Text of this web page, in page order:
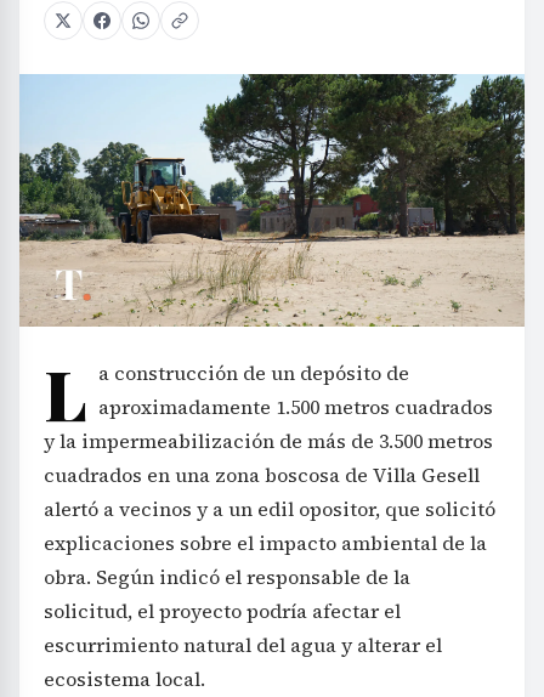
L a construcción de un depósito de
aproximadamente 1.500 metros cuadrados
y la impermeabilización de más de 3.500 metros
cuadrados en una zona boscosa de Villa Gesell
alertó a vecinos y a un edil opositor, que solicitó
explicaciones sobre el impacto ambiental de la
obra. Según indicó el responsable de la
solicitud, el proyecto podría afectar el
escurrimiento natural del agua y alterar el
ecosistema local.